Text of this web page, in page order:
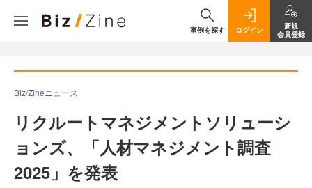
事例を探す ログイン
新規
会員登録
Biz/Zineニュース
リクルートマネジメントソリューシ
ョンズ、「人材マネジメント調査
2025」を発表